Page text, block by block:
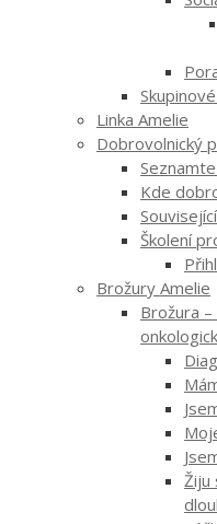
Linka Amelie
Dobrovolnický
Kde
Školení
Brožury Amelie
Brožura
Žiju